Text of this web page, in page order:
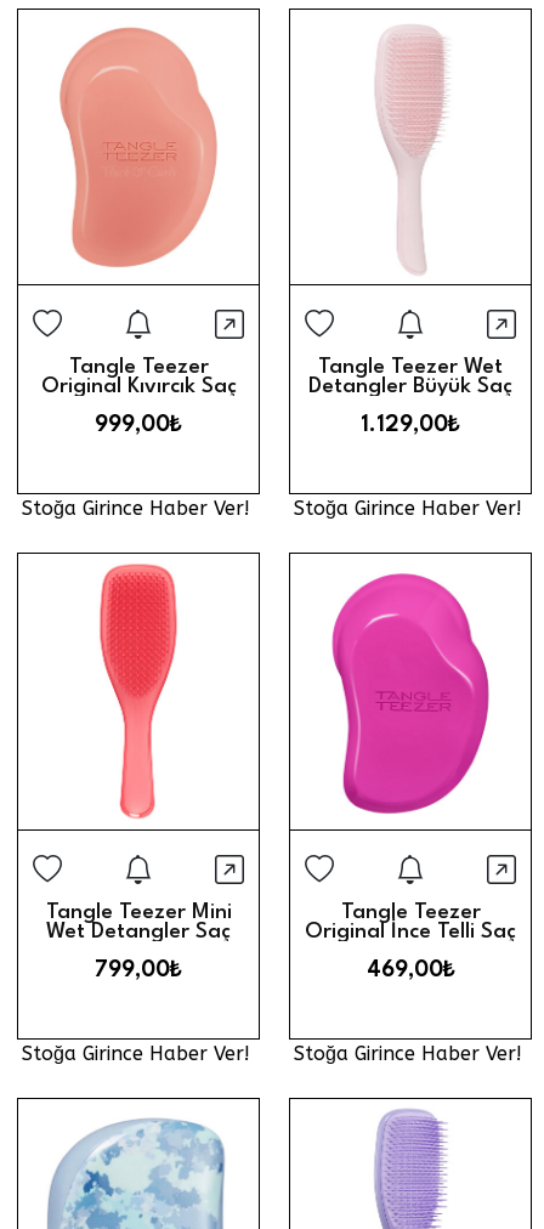
Stoğa Girince Haber Ver
Hızlı Görünüm
Tangle Teezer
Original Kıvırcık Saç
999,00₺
Stoğa Girince Haber Ver!
Stoğa
Tangle Teezer Wet
Detangler Büyük Saç
1.129,00₺
Stoğa Girince Haber Ver!
Stoğa Girince Haber Ver
Hızlı Görünüm
Tangle Teezer Mini
Wet Detangler Saç
799,00₺
Stoğa Girince Haber Ver!
Stoğa
Tangle Teezer
Original İnce Telli Saç
469,00₺
Stoğa Girince Haber Ver!